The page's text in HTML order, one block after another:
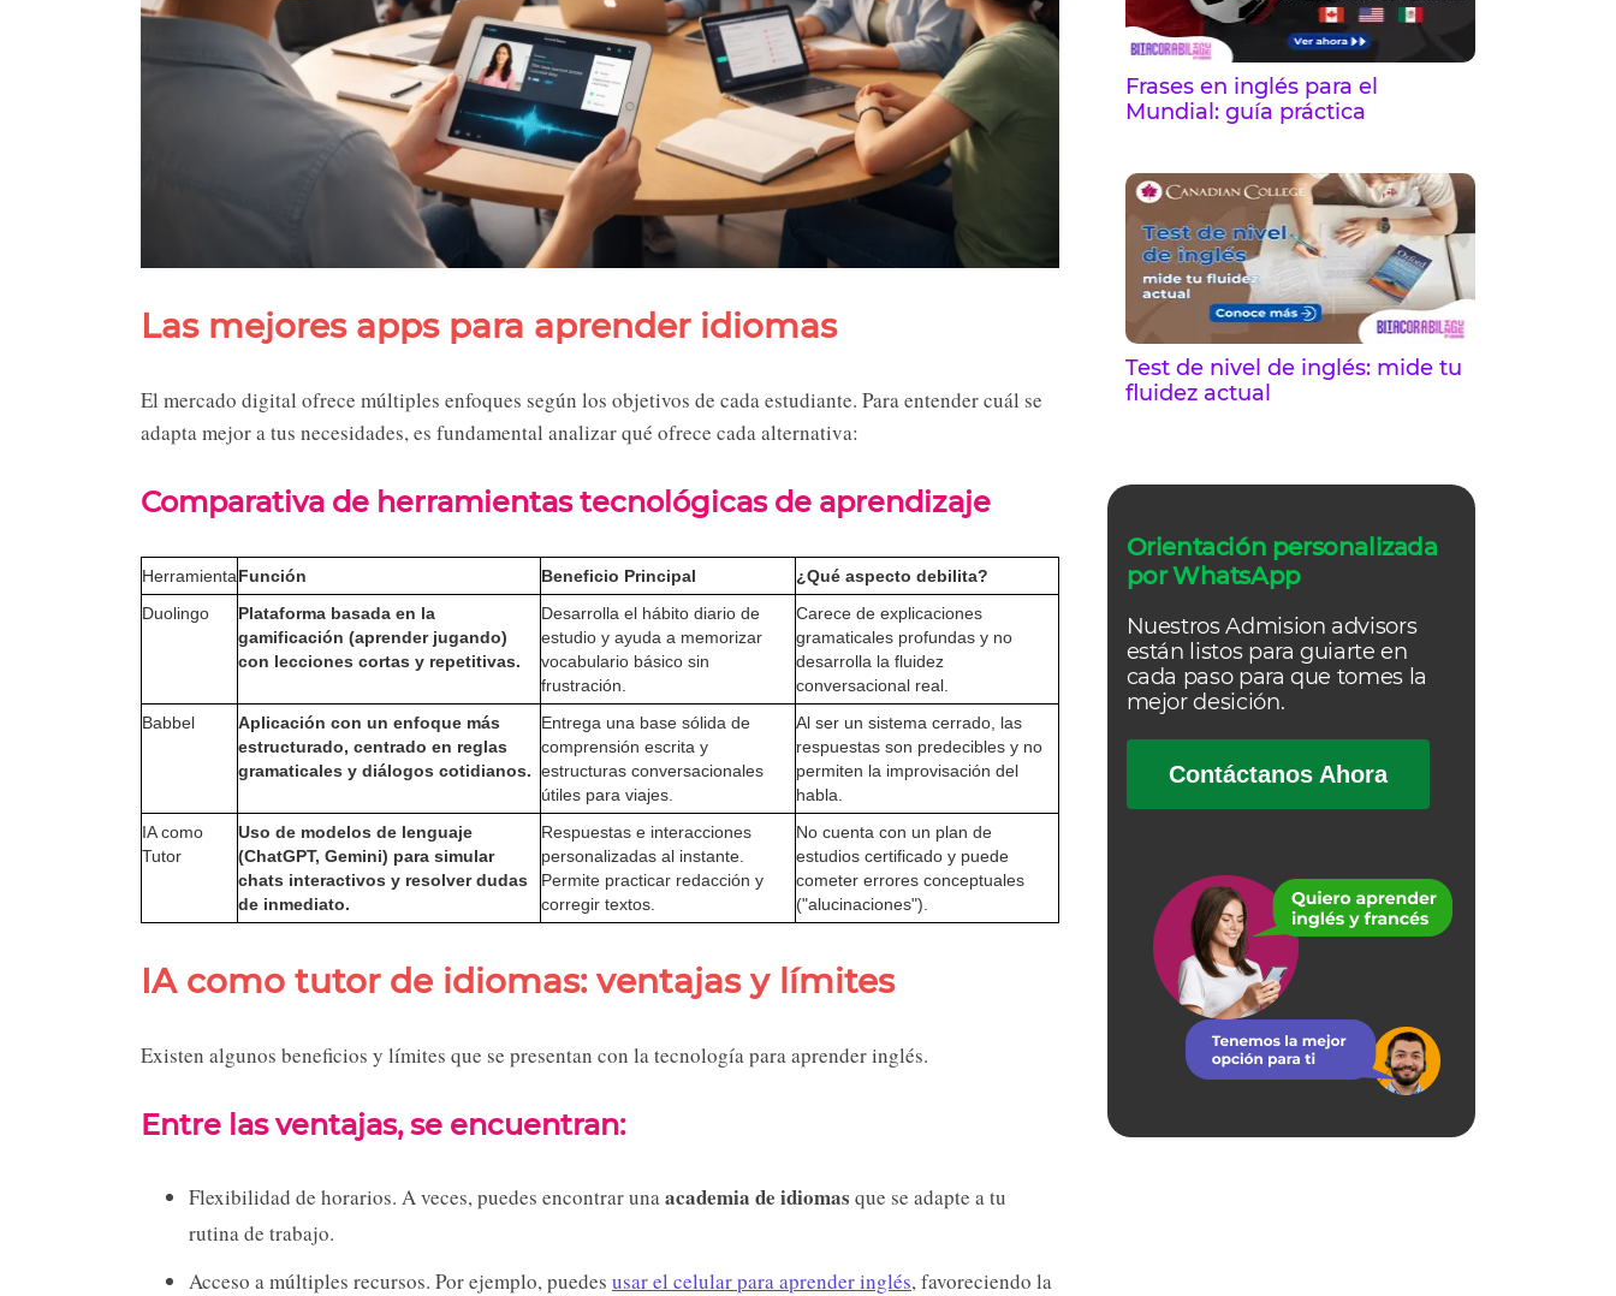
Las mejores apps para aprender idiomas
El mercado digital ofrece múltiples enfoques según los objetivos de cada estudiante. Para entender cuál se
adapta mejor a tus necesidades, es fundamental analizar qué ofrece cada alternativa:
Comparativa de herramientas tecnológicas de aprendizaje
HerramientaFunción Beneficio Principal
¿Qué aspecto debilita?
Duolingo
Plataforma basada en la
gamificación (aprender jugando)
con lecciones cortas y repetitivas.
Desarrolla el hábito diario de
estudio y ayuda a memorizar
vocabulario básico sin
frustración.
Carece de explicaciones
gramaticales profundas y no
desarrolla la fluidez
conversacional real.
Babbel
Aplicación con un enfoque más
estructurado, centrado en reglas
gramaticales y diálogos cotidianos.
Entrega una base sólida de
comprensión escrita y
estructuras conversacionales
útiles para viajes.
Al ser un sistema cerrado, las
respuestas son predecibles y no
permiten la improvisación del
habla.
IA como
Tutor
Uso de modelos de lenguaje
(ChatGPT, Gemini) para simular
chats interactivos y resolver dudas
de inmediato.
Respuestas e interacciones
personalizadas al instante.
Permite practicar redacción y
corregir textos.
No cuenta con un plan de
estudios certificado y puede
cometer errores conceptuales
("alucinaciones").
IA como tutor de idiomas: ventajas y límites
Existen algunos beneficios y límites que se presentan con la tecnología para aprender inglés.
Entre las ventajas, se encuentran:
Flexibilidad de horarios. A veces, puedes encontrar unaacademia de idiomas que se adapte a tu
rutina de trabajo.
Acceso a múltiples recursos. Por ejemplo, puedes usar el celular para aprender inglés, favoreciendo la
Frases en inglés para el
Mundial: guía práctica
Test de nivel de inglés: mide tu
fluidez actual
Orientación personalizada
por WhatsApp
Nuestros Admision advisors
están listos para guiarte en
cada paso para que tomes la
mejor desición.
Contáctanos Ahora